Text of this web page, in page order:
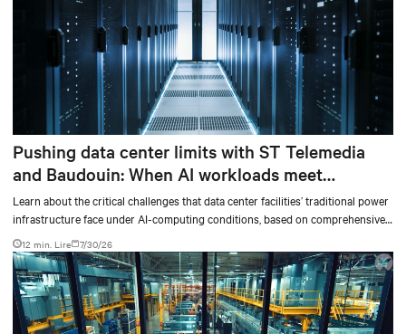
Pushing data center limits with ST Telemedia
and Baudouin: When AI workloads meet
outdated critical power infrastructure
Learn about the critical challenges that data center facilities’ traditional power
infrastructure face under AI-computing conditions, based on comprehensive
testing results and insights.
12 min. Lire 7/30/26